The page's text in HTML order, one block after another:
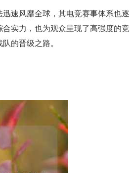
迅速风靡全球，其电竞赛事体系也逐
实力，也为观众呈现了高强度的竞
的晋级之路。